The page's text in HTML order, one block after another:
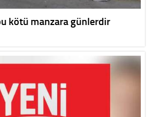
kötü manzara günlerdir